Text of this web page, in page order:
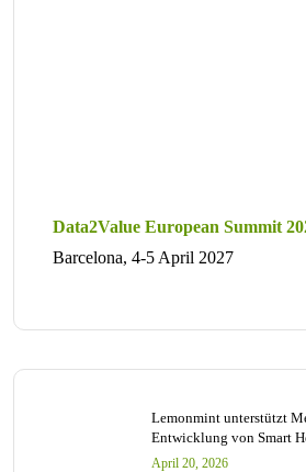
Data2Value European Summit
Barcelona, 4-5 April 2027
Lemonmint unterstützt
Entwicklung von Smart
April 20, 2026